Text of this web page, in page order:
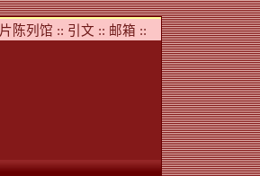
陈列馆 :: 引文 :: 邮箱 ::